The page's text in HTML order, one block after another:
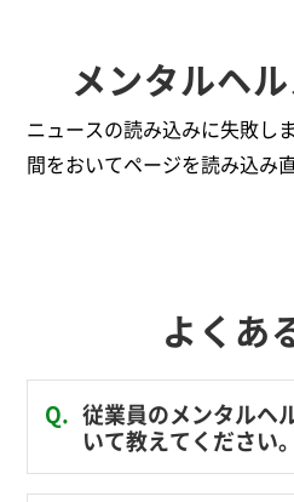
メンタルヘ
ニュースの読み込みに失敗し
間をおいてページを読み込み
よくあ
Q. 従業員のメンタルヘ
いて教えてください。